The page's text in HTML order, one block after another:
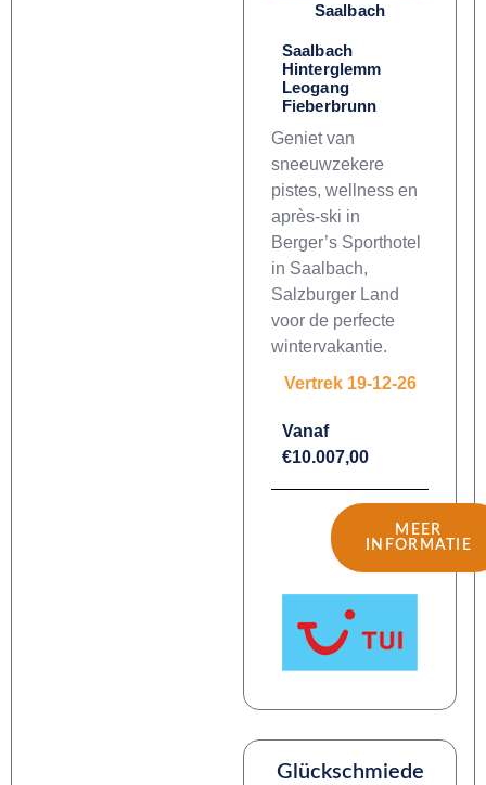
Saalbach
Saalbach
Hinterglemm
Leogang
Fieberbrunn
Geniet van
sneeuwzekere
pistes, wellness en
après-ski in
Berger’s Sporthotel
in Saalbach,
Salzburger Land
voor de perfecte
wintervakantie.
Vertrek 19-12-26
Vanaf
€10.007,00
MEER
INFORMATIE
Glückschmiede